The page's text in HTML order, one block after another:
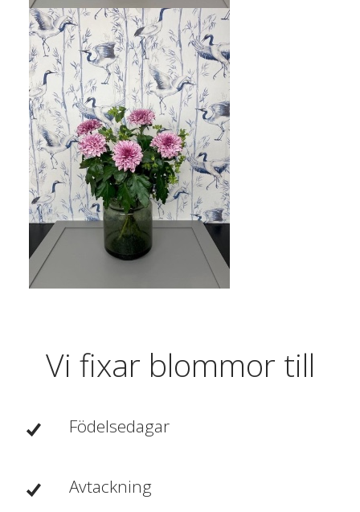
Vi fixar blommor till
Födelsedagar
Avtackning